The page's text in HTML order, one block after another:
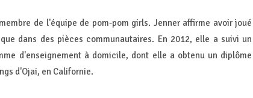
de l'équipe de pom-pom girls. Jenner affirme avoir joué
dans des pièces communautaires. En 2012, elle a suivi un
d'enseignement à domicile, dont elle a obtenu un diplôme
d'Ojai, en Californie.